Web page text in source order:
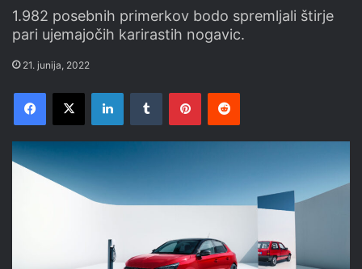
1.982 posebnih primerkov bodo spremljali štirje
pari ujemajočih karirastih nogavic.
21. junija, 2022
Facebook
X LinkedInTumblr PinterestReddit